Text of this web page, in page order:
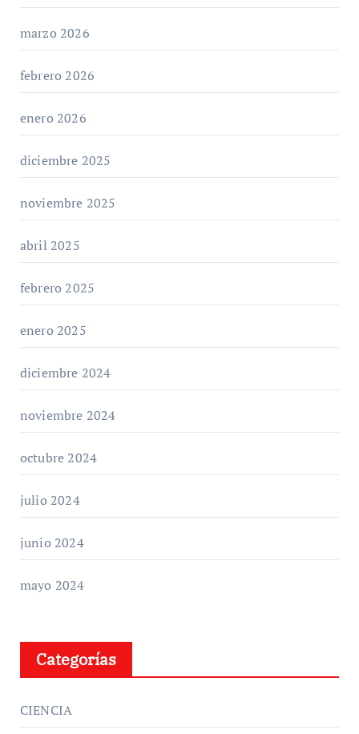
marzo 2026
febrero 2026
enero 2026
diciembre 2025
noviembre 2025
abril 2025
febrero 2025
enero 2025
diciembre 2024
noviembre 2024
octubre 2024
julio 2024
junio 2024
mayo 2024
Categorías
CIENCIA